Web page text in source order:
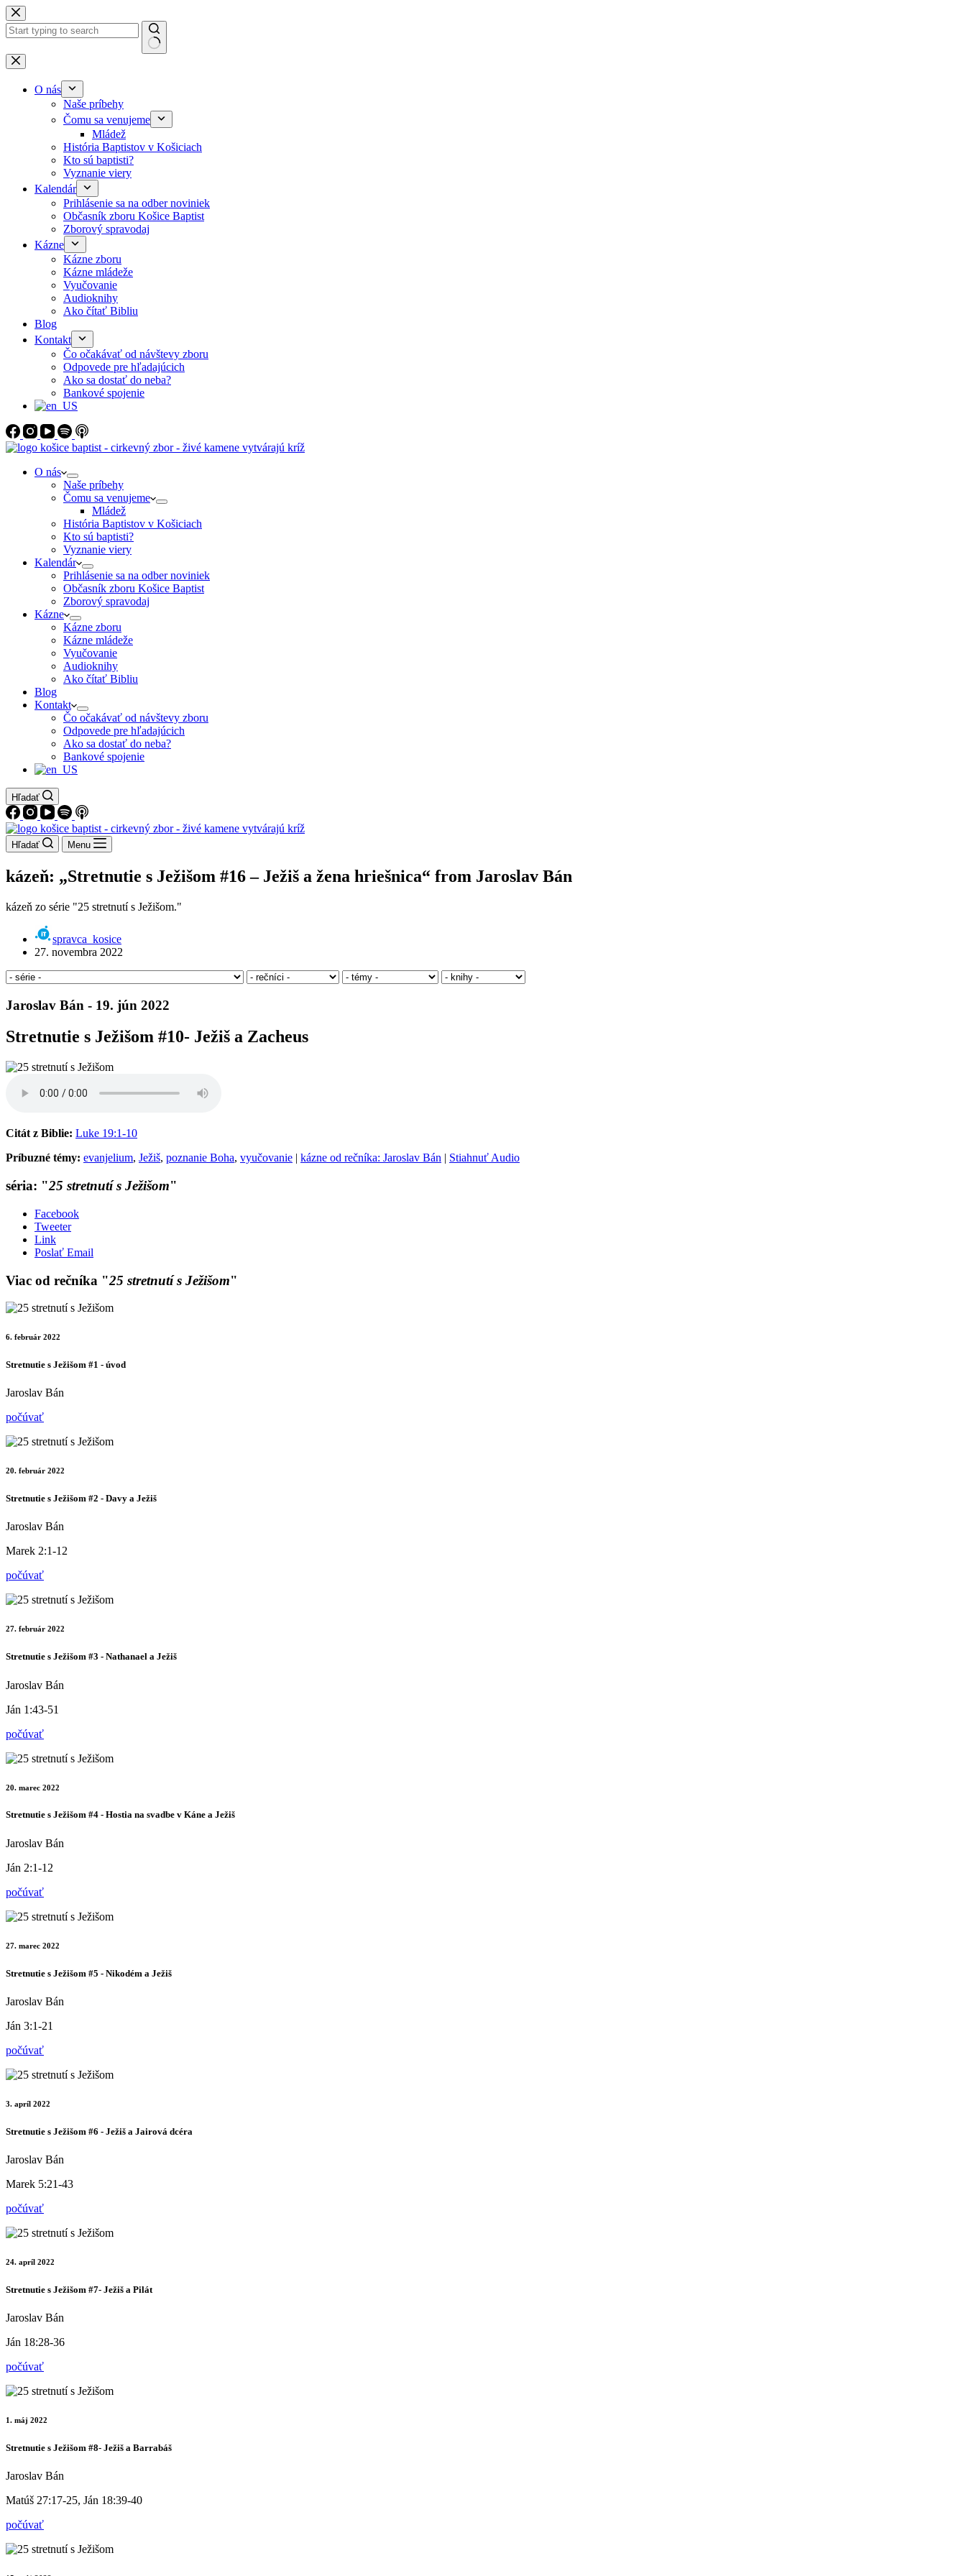
Skip to content
No results
O nás
Naše príbehy
Čomu sa venujeme
Mládež
História Baptistov v Košiciach
Kto sú baptisti?
Vyznanie viery
Kalendár
Prihlásenie sa na odber noviniek
Občasník zboru Košice Baptist
Zborový spravodaj
Kázne
Kázne zboru
Kázne mládeže
Vyučovanie
Audioknihy
Ako čítať Bibliu
Blog
Kontakt
Čo očakávať od návštevy zboru
Odpovede pre hľadajúcich
Ako sa dostať do neba?
Bankové spojenie
O nás
Naše príbehy
Čomu sa venujeme
Mládež
História Baptistov v Košiciach
Kto sú baptisti?
Vyznanie viery
Kalendár
Prihlásenie sa na odber noviniek
Občasník zboru Košice Baptist
Zborový spravodaj
Kázne
Kázne zboru
Kázne mládeže
Vyučovanie
Audioknihy
Ako čítať Bibliu
Blog
Kontakt
Čo očakávať od návštevy zboru
Odpovede pre hľadajúcich
Ako sa dostať do neba?
Bankové spojenie
Hľadať
Hľadať Menu
kázeň: „Stretnutie s Ježišom #16 – Ježiš a žena hriešnica“ from Jaroslav Bán
kázeň zo série "25 stretnutí s Ježišom."
spravca_kosice
27. novembra 2022
Jaroslav Bán - 19. jún 2022
Stretnutie s Ježišom #10- Ježiš a Zacheus
Citát z Biblie: Luke 19:1-10
Príbuzné témy: evanjelium, Ježiš, poznanie Boha, vyučovanie | kázne od rečníka: Jaroslav Bán | Stiahnuť Audio
séria: "25 stretnutí s Ježišom"
Facebook
Tweeter
Link
Poslať Email
Viac od rečníka "25 stretnutí s Ježišom"
6. február 2022
Stretnutie s Ježišom #1 - úvod
Jaroslav Bán
počúvať
20. február 2022
Stretnutie s Ježišom #2 - Davy a Ježiš
Jaroslav Bán
Marek 2:1-12
počúvať
27. február 2022
Stretnutie s Ježišom #3 - Nathanael a Ježiš
Jaroslav Bán
Ján 1:43-51
počúvať
20. marec 2022
Stretnutie s Ježišom #4 - Hostia na svadbe v Káne a Ježiš
Jaroslav Bán
Ján 2:1-12
počúvať
27. marec 2022
Stretnutie s Ježišom #5 - Nikodém a Ježiš
Jaroslav Bán
Ján 3:1-21
počúvať
3. apríl 2022
Stretnutie s Ježišom #6 - Ježiš a Jairová dcéra
Jaroslav Bán
Marek 5:21-43
počúvať
24. apríl 2022
Stretnutie s Ježišom #7- Ježiš a Pilát
Jaroslav Bán
Ján 18:28-36
počúvať
1. máj 2022
Stretnutie s Ježišom #8- Ježiš a Barrabáš
Jaroslav Bán
Matúš 27:17-25, Ján 18:39-40
počúvať